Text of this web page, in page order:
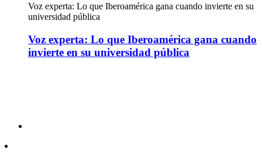
Voz experta: Lo que Iberoamérica gana cuando invierte en su
universidad pública
Voz experta: Lo que Iberoamérica gana cuando
invierte en su universidad pública